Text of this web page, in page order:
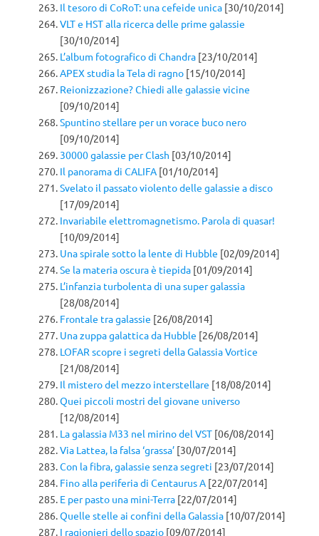
Il tesoro di CoRoT: una cefeide unica [30/10/2014]
VLT e HST alla ricerca delle prime galassie
[30/10/2014]
L’album fotografico di Chandra [23/10/2014]
APEX studia la Tela di ragno [15/10/2014]
Reionizzazione? Chiedi alle galassie vicine
[09/10/2014]
Spuntino stellare per un vorace buco nero
[09/10/2014]
30000 galassie per Clash [03/10/2014]
Il panorama di CALIFA [01/10/2014]
Svelato il passato violento delle galassie a disco
[17/09/2014]
Invariabile elettromagnetismo. Parola di quasar!
[10/09/2014]
Una spirale sotto la lente di Hubble [02/09/2014]
Se la materia oscura è tiepida [01/09/2014]
L’infanzia turbolenta di una super galassia
[28/08/2014]
Frontale tra galassie [26/08/2014]
Una zuppa galattica da Hubble [26/08/2014]
LOFAR scopre i segreti della Galassia Vortice
[21/08/2014]
Il mistero del mezzo interstellare [18/08/2014]
Quei piccoli mostri del giovane universo
[12/08/2014]
La galassia M33 nel mirino del VST [06/08/2014]
Via Lattea, la falsa ‘grassa’ [30/07/2014]
Con la fibra, galassie senza segreti [23/07/2014]
Fino alla periferia di Centaurus A [22/07/2014]
E per pasto una mini-Terra [22/07/2014]
Quelle stelle ai confini della Galassia [10/07/2014]
I ragionieri dello spazio [09/07/2014]